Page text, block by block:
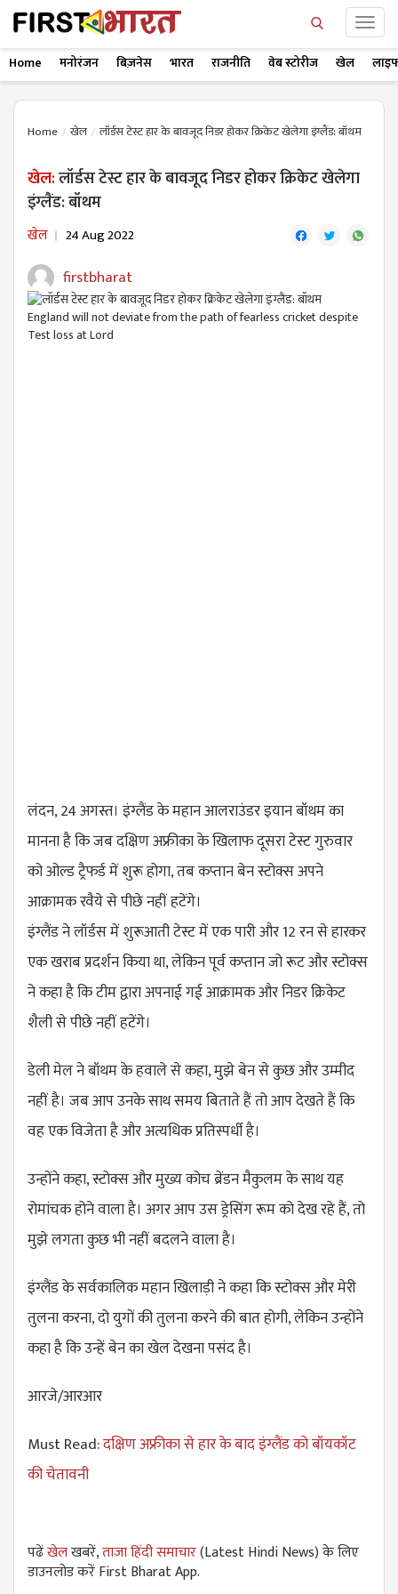
Home मनोरंजन बिज़नेस भारत राजनीति वेब स्टोरीज खेल
Home खेल लॉर्डस टेस्ट हार के बावजूद निडर होकर क्रिकेट खेलेगा इंग्लैंड: बॉथम
खेल:लॉर्डस टेस्ट हार के बावजूद निडर होकर क्रिकेट खेलेगा
इंग्लैंड: बॉथम
खेल 24 Aug 2022
firstbharat
England will not deviate from the path of fearless cricket despite
Test loss at Lord
लंदन, 24 अगस्त। इंग्लैंड के महान आलराउंडर इयान बॉथम का
मानना है कि जब दक्षिण अफ्रीका के खिलाफ दूसरा टेस्ट गुरुवार
को ओल्ड ट्रैफर्ड में शुरू होगा, तब कप्तान बेन स्टोक्स अपने
आक्रामक रवैये से पीछे नहीं हटेंगे।
इंग्लैंड ने लॉर्डस में शुरूआती टेस्ट में एक पारी और 12 रन से हारकर
एक खराब प्रदर्शन किया था, लेकिन पूर्व कप्तान जो रूट और स्टोक्स
ने कहा है कि टीम द्वारा अपनाई गई आक्रामक और निडर क्रिकेट
शैली से पीछे नहीं हटेंगे।
डेली मेल ने बॉथम के हवाले से कहा, मुझे बेन से कुछ और उम्मीद
नहीं है। जब आप उनके साथ समय बिताते हैं तो आप देखते हैं कि
वह एक विजेता है और अत्यधिक प्रतिस्पर्धी है।
उन्होंने कहा, स्टोक्स और मुख्य कोच ब्रेंडन मैकुलम के साथ यह
रोमांचक होने वाला है। अगर आप उस ड्रेसिंग रूम को देख रहे हैं, तो
मुझे लगता कुछ भी नहीं बदलने वाला है।
इंग्लैंड के सर्वकालिक महान खिलाड़ी ने कहा कि स्टोक्स और मेरी
तुलना करना, दो युगों की तुलना करने की बात होगी, लेकिन उन्होंने
कहा है कि उन्हें बेन का खेल देखना पसंद है।
आरजे/आरआर
Must Read:दक्षिण अफ्रीका से हार के बाद इंग्लैंड को बॉयकॉट
की चेतावनी
पढेंखेलखबरें,ताजा हिंदी समाचार(Latest Hindi News) के लिए
डाउनलोड करें First Bharat App.